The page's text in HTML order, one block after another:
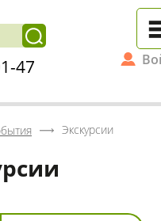
47
Экскурсии